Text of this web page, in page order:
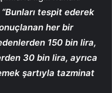
“Bunları tespit ederek
her bir
150 bin lira,
30 bin lira, ayrıca
şartıyla tazminat